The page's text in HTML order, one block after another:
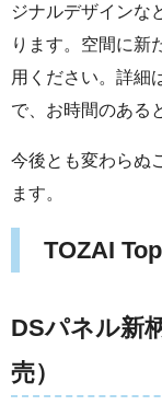
ジナルデザインな
ります。空間に新
用ください。詳細
で、お時間のある
今後とも変わらぬ
ます。
TOZAI
DSパネル新
売）